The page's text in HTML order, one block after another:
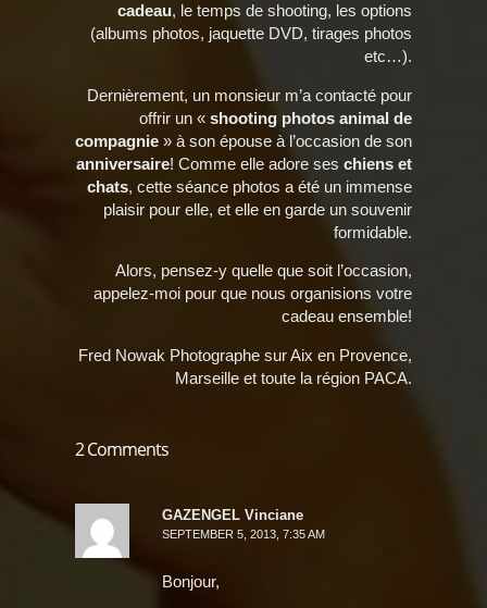
cadeau, le temps de shooting, les options
(albums photos, jaquette DVD, tirages photos
etc…).
Dernièrement, un monsieur m’a contacté pour
offrir un « shooting photos animal de
compagnie » à son épouse à l’occasion de son
anniversaire! Comme elle adore ses chiens et
chats, cette séance photos a été un immense
plaisir pour elle, et elle en garde un souvenir
formidable.
Alors, pensez-y quelle que soit l’occasion,
appelez-moi pour que nous organisions votre
cadeau ensemble!
Fred Nowak Photographe sur Aix en Provence,
Marseille et toute la région PACA.
2 Comments
GAZENGEL Vinciane
SEPTEMBER 5, 2013, 7:35 AM
Bonjour,